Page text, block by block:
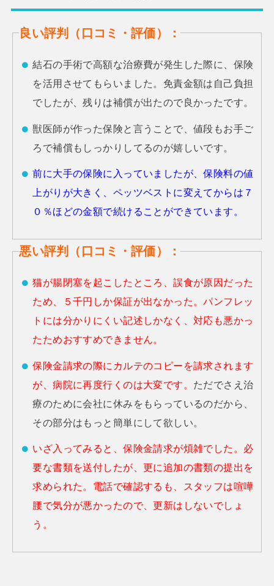
良い評判（口コミ・評価）：
結石の手術で高額な治療費が発生した際に、保険
を活用させてもらいました。免責金額は自己負担
でしたが、残りは補償が出たので良かったです。
獣医師が作った保険と言うことで、値段もお手ご
ろで補償もしっかりしてるのが嬉しいです。
前に大手の保険に入っていましたが、保険料の値
上がりが大きく、ペッツベストに変えてからは７
０％ほどの金額で続けることができています。
悪い評判（口コミ・評価）：
猫が腸閉塞を起こしたところ、誤食が原因だった
ため、５千円しか保証が出なかった。パンフレッ
トには分かりにくい記述しかなく、対応も悪かっ
たためおすすめできません。
保険金請求の際にカルテのコピーを請求されます
が、病院に再度行くのは大変です。 ただでさえ治
療のために会社に休みをもらっているのだから、
その部分はもっと簡単にして欲しい。
いざ入ってみると、保険金請求が煩雑でした。必
要な書類を送付したが、更に追加の書類の提出を
求められた。電話で確認するも、スタッフは喧嘩
腰で気分が悪かったので、更新はしないでしょ
う。